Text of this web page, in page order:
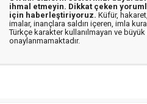
ihmal etmeyin. Dikkat çeken
için haberleştiriyoruz. Küfür,
imalar, inançlara saldırı içeren, imla
Türkçe karakter kullanılmayan ve
onaylanmamaktadır.